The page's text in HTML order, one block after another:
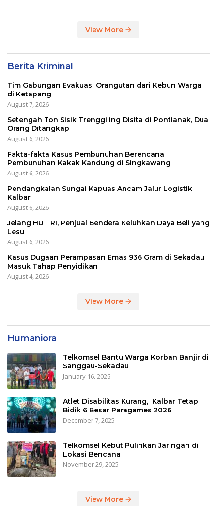
View More
Berita Kriminal
Tim Gabungan Evakuasi Orangutan dari Kebun Warga
di Ketapang
August 7, 2026
Setengah Ton Sisik Trenggiling Disita di Pontianak, Dua
Orang Ditangkap
August 6, 2026
Fakta-fakta Kasus Pembunuhan Berencana
Pembunuhan Kakak Kandung di Singkawang
August 6, 2026
Pendangkalan Sungai Kapuas Ancam Jalur Logistik
Kalbar
August 6, 2026
Jelang HUT RI, Penjual Bendera Keluhkan Daya Beli yang
Lesu
August 6, 2026
Kasus Dugaan Perampasan Emas 936 Gram di Sekadau
Masuk Tahap Penyidikan
August 4, 2026
View More
Humaniora
Telkomsel Bantu Warga Korban Banjir di
Sanggau-Sekadau
January 16, 2026
Atlet Disabilitas Kurang, Kalbar Tetap
Bidik 6 Besar Paragames 2026
December 7, 2025
Telkomsel Kebut Pulihkan Jaringan di
Lokasi Bencana
November 29, 2025
View More